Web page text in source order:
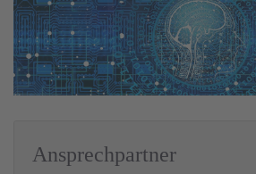
Ansprechpartner